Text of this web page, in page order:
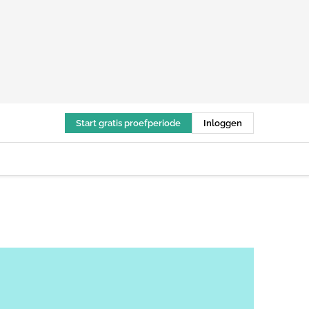
Start gratis proefperiode Inloggen